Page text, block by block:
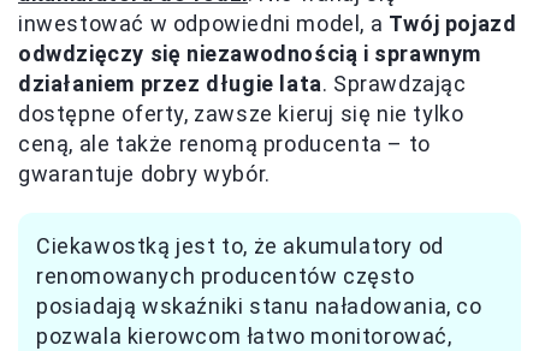
inwestować w odpowiedni model, a Twój pojazd
odwdzięczy się niezawodnością i sprawnym
działaniem przez długie lata. Sprawdzając
dostępne oferty, zawsze kieruj się nie tylko
ceną, ale także renomą producenta – to
gwarantuje dobry wybór.
Ciekawostką jest to, że akumulatory od
renomowanych producentów często
posiadają wskaźniki stanu naładowania, co
pozwala kierowcom łatwo monitorować,